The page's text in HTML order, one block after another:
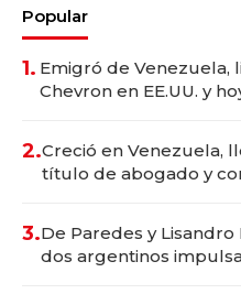
Popular
1. Emigró de Venezuela,
Chevron en EE.UU. y
2.Creció en Venezuela,
título de abogado y
3.De Paredes y
dos argentinos